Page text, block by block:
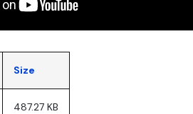
Size
487.27 KB